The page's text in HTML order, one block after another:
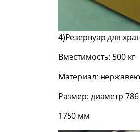
4)Резервуар для
Вместимость: 500 кг
Материал:
Размер: диаметр
1750 мм